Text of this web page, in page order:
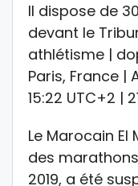
Il dispose de
devant le
athlétisme |
Paris, France |
15:22 UTC+2 |
Le Marocain El
des
2019, a été